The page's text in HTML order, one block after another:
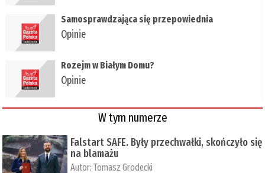
Samosprawdzająca się przepowiednia
Opinie
Rozejm w Białym Domu?
Opinie
W tym numerze
Falstart SAFE. Były przechwałki, skończyło się
na blamażu
Autor:Tomasz Grodecki